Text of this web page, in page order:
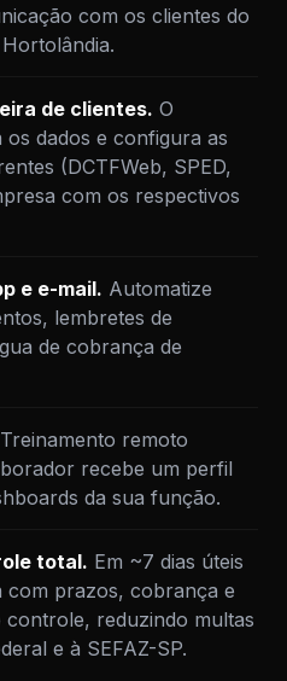
com os clientes do
de clientes. O
dados e configura as
(DCTFWeb, SPED,
com os respectivos
e e-mail. Automatize
lembretes de
de cobrança de
Treinamento remoto
recebe um perfil
da sua função.
total. Em ~7 dias úteis
com prazos, cobrança e
controle, reduzindo multas
e à SEFAZ-SP.